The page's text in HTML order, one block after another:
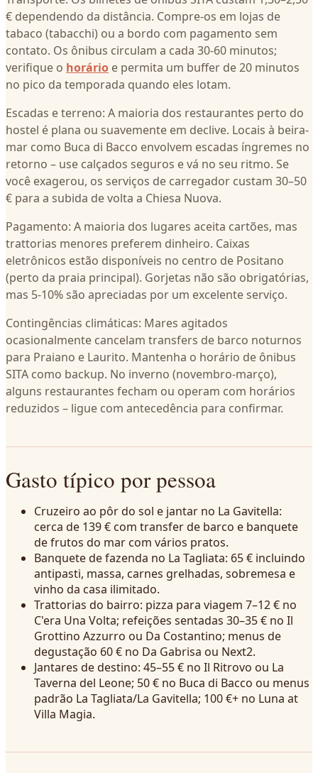
€ dependendo da distância. Compre-os em lojas de
tabaco (tabacchi) ou a bordo com pagamento sem
contato. Os ônibus circulam a cada 30-60 minutos;
verifique o horário e permita um buffer de 20 minutos
no pico da temporada quando eles lotam.
Escadas e terreno: A maioria dos restaurantes perto do
hostel é plana ou suavemente em declive. Locais à beira-
mar como Buca di Bacco envolvem escadas íngremes no
retorno – use calçados seguros e vá no seu ritmo. Se
você exagerou, os serviços de carregador custam 30–50
€ para a subida de volta a Chiesa Nuova.
Pagamento: A maioria dos lugares aceita cartões, mas
trattorias menores preferem dinheiro. Caixas
eletrônicos estão disponíveis no centro de Positano
(perto da praia principal). Gorjetas não são obrigatórias,
mas 5-10% são apreciadas por um excelente serviço.
Contingências climáticas: Mares agitados
ocasionalmente cancelam transfers de barco noturnos
para Praiano e Laurito. Mantenha o horário de ônibus
SITA como backup. No inverno (novembro-março),
alguns restaurantes fecham ou operam com horários
reduzidos – ligue com antecedência para confirmar.
Gasto típico por pessoa
Cruzeiro ao pôr do sol e jantar no La Gavitella:
cerca de 139 € com transfer de barco e banquete
de frutos do mar com vários pratos.
Banquete de fazenda no La Tagliata: 65 € incluindo
antipasti, massa, carnes grelhadas, sobremesa e
vinho da casa ilimitado.
Trattorias do bairro: pizza para viagem 7–12 € no
C'era Una Volta; refeições sentadas 30–35 € no Il
Grottino Azzurro ou Da Costantino; menus de
degustação 60 € no Da Gabrisa ou Next2.
Jantares de destino: 45–55 € no Il Ritrovo ou La
Taverna del Leone; 50 € no Buca di Bacco ou menus
padrão La Tagliata/La Gavitella; 100 €+ no Luna at
Villa Magia.